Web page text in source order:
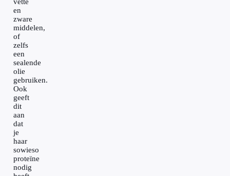
en
zware
middelen,
of
zelfs
een
sealende
olie
gebruiken.
Ook
geeft
dit
aan
dat
je
haar
sowieso
proteïne
nodig